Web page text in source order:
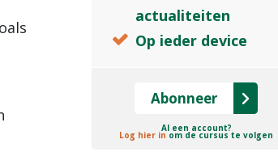
actualiteiten
Op ieder device
Abonneer
Al een account?
Log hier in om de cursus te volgen